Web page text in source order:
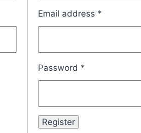
Email address *
Password *